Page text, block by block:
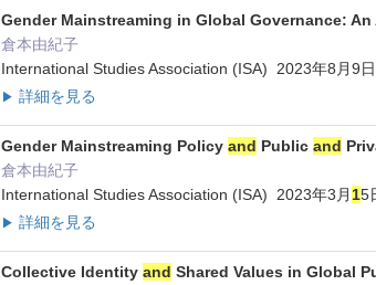
Gender Mainstreaming in Global Governance:
倉本由紀子
International Studies Association (ISA) 2023年8月9日
▶ 詳細を見る
Gender Mainstreaming Policy and Public and
倉本由紀子
International Studies Association (ISA) 2023年3月 15
▶ 詳細を見る
Collective Identity and Shared Values in Global